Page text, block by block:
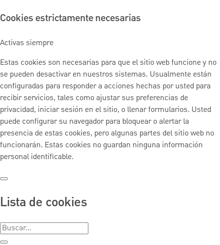
Cookies estrictamente necesarias
Activas siempre
Estas cookies son necesarias para que el sitio web funcione y no
se pueden desactivar en nuestros sistemas. Usualmente están
configuradas para responder a acciones hechas por usted para
recibir servicios, tales como ajustar sus preferencias de
privacidad, iniciar sesión en el sitio, o llenar formularios. Usted
puede configurar su navegador para bloquear o alertar la
presencia de estas cookies, pero algunas partes del sitio web no
funcionarán. Estas cookies no guardan ninguna información
personal identificable.
Lista de cookies